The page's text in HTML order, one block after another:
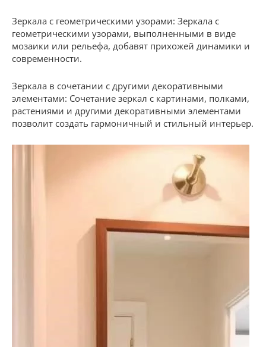
Зеркала с геометрическими узорами: Зеркала с
геометрическими узорами, выполненными в виде
мозаики или рельефа, добавят прихожей динамики и
современности.
Зеркала в сочетании с другими декоративными
элементами: Сочетание зеркал с картинами, полками,
растениями и другими декоративными элементами
позволит создать гармоничный и стильный интерьер.